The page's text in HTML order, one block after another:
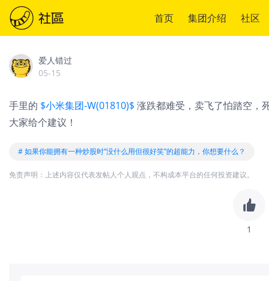
首页 集团介绍 社区
爱人错过
05-15
手里的 $小米集团-W(01810)$ 涨跌都难受，卖飞了怕踏空，
大家给个建议！
# 如果你能拥有一种炒股时“没什么用但很好笑”的超能力，你想要什么？
免责声明：上述内容仅代表发帖人个人观点，不构成本平台的任何投资建议。
1